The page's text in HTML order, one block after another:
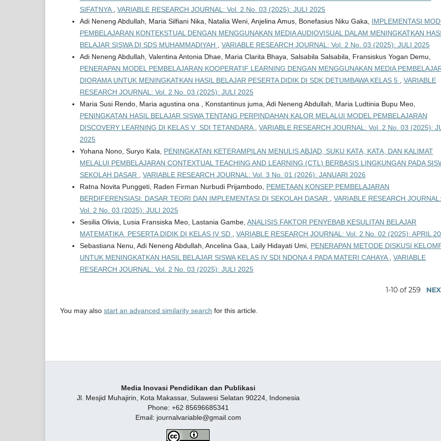
SIFATNYA , VARIABLE RESEARCH JOURNAL: Vol. 2 No. 03 (2025): JULI 2025
Adi Neneng Abdullah, Maria Silfiani Nika, Natalia Weni, Anjelina Amus, Bonefasius Niku Gaka, IMPLEMENTASI
PEMBELAJARAN KONTEKSTUAL DENGAN MENGGUNAKAN MEDIA AUDIOVISUAL DALAM MENINGKATKAN
BELAJAR SISWA DI SDS MUHAMMADIYAH , VARIABLE RESEARCH JOURNAL: Vol. 2 No. 03 (2025): JULI 2025
Adi Neneng Abdullah, Valentina Antonia Dhae, Maria Clarita Bhaya, Salsabila Salsabila, Fransiskus Yogan Demu,
PENERAPAN MODEL PEMBELAJARAN KOOPERATIF LEARNING DENGAN MENGGUNAKAN MEDIA
DIORAMA UNTUK MENINGKATKAN HASIL BELAJAR PESERTA DIDIK DI SDK DETUMBAWA KELAS 5 , VARIABLE
RESEARCH JOURNAL: Vol. 2 No. 03 (2025): JULI 2025
Maria Susi Rendo, Maria agustina ona , Konstantinus juma, Adi Neneng Abdullah, Maria Ludtinia Bupu Meo,
PENINGKATAN HASIL BELAJAR SISWA TENTANG PERPINDAHAN KALOR MELALUI MODEL PEMBELAJARAN
DISCOVERY LEARNING DI KELAS V SDI TETANDARA , VARIABLE RESEARCH JOURNAL: Vol. 2 No. 03 (2025):
2025
Yohana Nono, Suryo Kala, PENINGKATAN KETERAMPILAN MENULIS ABJAD, SUKU KATA, KATA, DAN KALIMAT
MELALUI PEMBELAJARAN CONTEXTUAL TEACHING AND LEARNING (CTL) BERBASIS LINGKUNGAN PADA
SEKOLAH DASAR , VARIABLE RESEARCH JOURNAL: Vol. 3 No. 01 (2026): JANUARI 2026
Ratna Novita Punggeti, Raden Firman Nurbudi Prijambodo, PEMETAAN KONSEP PEMBELAJARAN
BERDIFERENSIASI: DASAR TEORI DAN IMPLEMENTASI DI SEKOLAH DASAR , VARIABLE RESEARCH JOURNAL:
Vol. 2 No. 03 (2025): JULI 2025
Sesilia Olivia, Lusia Fransiska Meo, Lastania Gambe, ANALISIS FAKTOR PENYEBAB KESULITAN BELAJAR
MATEMATIKA PESERTA DIDIK DI KELAS IV SD , VARIABLE RESEARCH JOURNAL: Vol. 2 No. 02 (2025): APRIL
Sebastiana Nenu, Adi Neneng Abdullah, Ancelina Gaa, Laily Hidayati Umi, PENERAPAN METODE DISKUSI
UNTUK MENINGKATKAN HASIL BELAJAR SISWA KELAS IV SDI NDONA 4 PADA MATERI CAHAYA , VARIABLE
RESEARCH JOURNAL: Vol. 2 No. 03 (2025): JULI 2025
1-10 of 259
You may also start an advanced similarity search for this article.
Media Inovasi Pendidikan dan Publikasi
Jl. Mesjid Muhajirin, Kota Makassar, Sulawesi Selatan 90224, Indonesia
Phone: +62 85696685341
Email: journalvariable@gmail.com